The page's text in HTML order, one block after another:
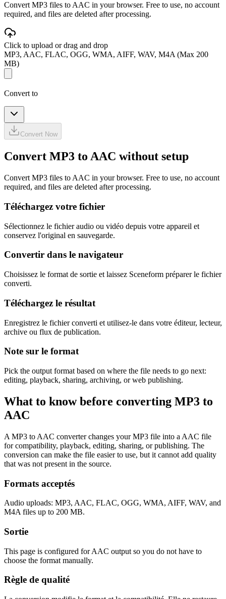
Convert MP3 files to AAC in your browser. Free to use, no account
required, and files are deleted after processing.
Click to upload or drag and drop
MP3, AAC, FLAC, OGG, WMA, AIFF, WAV, M4A (Max 200
MB)
Convert to
Convert Now
Convert MP3 to AAC without setup
Convert MP3 files to AAC in your browser. Free to use, no account
required, and files are deleted after processing.
Téléchargez votre fichier
Sélectionnez le fichier audio ou vidéo depuis votre appareil et
conservez l'original en sauvegarde.
Convertir dans le navigateur
Choisissez le format de sortie et laissez Sceneform préparer le fichier
converti.
Téléchargez le résultat
Enregistrez le fichier converti et utilisez-le dans votre éditeur, lecteur,
archive ou flux de publication.
Note sur le format
Pick the output format based on where the file needs to go next:
editing, playback, sharing, archiving, or web publishing.
What to know before converting MP3 to
AAC
A MP3 to AAC converter changes your MP3 file into a AAC file
for compatibility, playback, editing, sharing, or publishing. The
conversion can make the file easier to use, but it cannot add quality
that was not present in the source.
Formats acceptés
Audio uploads: MP3, AAC, FLAC, OGG, WMA, AIFF, WAV, and
M4A files up to 200 MB.
Sortie
This page is configured for AAC output so you do not have to
choose the format manually.
Règle de qualité